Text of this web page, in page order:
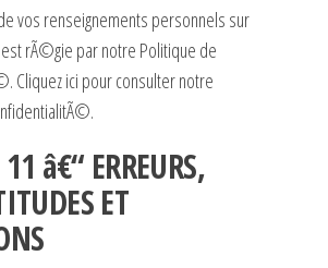
vos renseignements personnels sur
rÃ©gie par notre Politique de
Cliquez ici pour consulter notre
â€“ ERREURS,
ET